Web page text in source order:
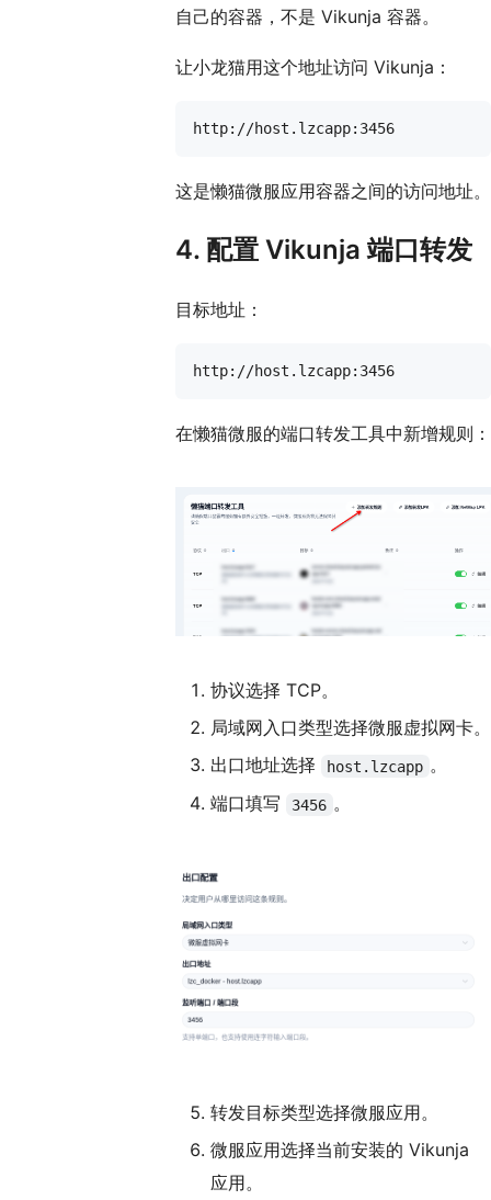
自己的容器，不是 Vikunja 容器。
让小龙猫用这个地址访问 Vikunja：
这是懒猫微服应用容器之间的访问地址。
4. 配置 Vikunja 端口转发
目标地址：
在懒猫微服的端口转发工具中新增规则：
协议选择 TCP。
局域网入口类型选择微服虚拟网卡。
出口地址选择
host.lzcapp 。
端口填写
3456 。
转发目标类型选择微服应用。
微服应用选择当前安装的 Vikunja
应用。